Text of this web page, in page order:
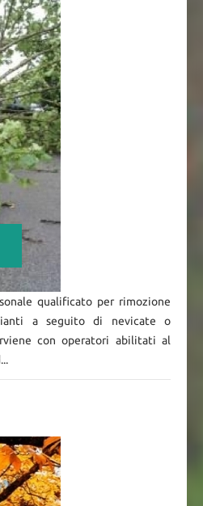
qualificato per rimozione
a seguito di nevicate o
con operatori abilitati al